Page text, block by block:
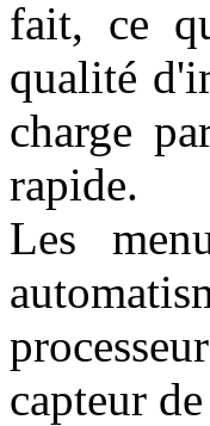
fait, ce
qualité
charge
rapide.
Les
capteur